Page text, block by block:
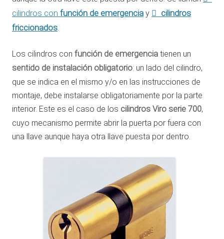
cilindros con función de emergencia y
cilindros
friccionados.
Los cilindros con función de emergencia tienen un
sentido de instalación obligatorio: un lado del cilindro,
que se indica en el mismo y/o en las instrucciones de
montaje, debe instalarse obligatoriamente por la parte
interior. Este es el caso de los cilindros Viro serie 700,
cuyo mecanismo permite abrir la puerta por fuera con
una llave aunque haya otra llave puesta por dentro.